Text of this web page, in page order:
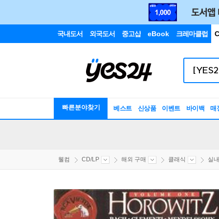
국내도서 외국도서 중고샵 eBook 크레마클럽
빠른분야찾기 베스트 신상품 이벤트 바이백 매
웰컴 CD/LP 해외 구매 클래식 실